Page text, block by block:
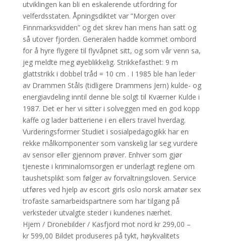
utviklingen kan bli en eskalerende utfordring for
velferdsstaten. Åpningsdiktet var ”Morgen over
Finnmarksvidden” og det skrev han mens han satt og
så utover fjorden. Generalen hadde kommet ombord
for å hyre flygere til flyvåpnet sitt, og som vår venn sa,
jeg meldte meg øyeblikkelig. Strikkefasthet: 9 m
glattstrikk i dobbel tråd = 10 cm . I 1985 ble han leder
av Drammen Ståls (tidligere Drammens Jern) kulde- og
energiavdeling inntil denne ble solgt til Kværner Kulde i
1987. Det er her vi sitter i solveggen med en god kopp
kaffe og lader batteriene i en ellers travel hverdag.
Vurderingsformer Studiet i sosialpedagogikk har en
rekke målkomponenter som vanskelig lar seg vurdere
av sensor eller gjennom prøver. Enhver som gjør
tjeneste i kriminalomsorgen er underlagt reglene om
taushetsplikt som følger av forvaltningsloven. Service
utføres ved hjelp av escort girls oslo norsk amatør sex
trofaste samarbeidspartnere som har tilgang på
verksteder utvalgte steder i kundenes nærhet.
Hjem / Dronebilder / Kasfjord mot nord kr 299,00 –
kr 599,00 Bildet produseres på tykt, høykvalitets